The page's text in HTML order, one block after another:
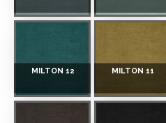
MILTON 12 MILTON 11